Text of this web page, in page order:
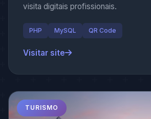
visita digitais profissionais.
PHP MySQL QR Code
Visitar site
TURISMO